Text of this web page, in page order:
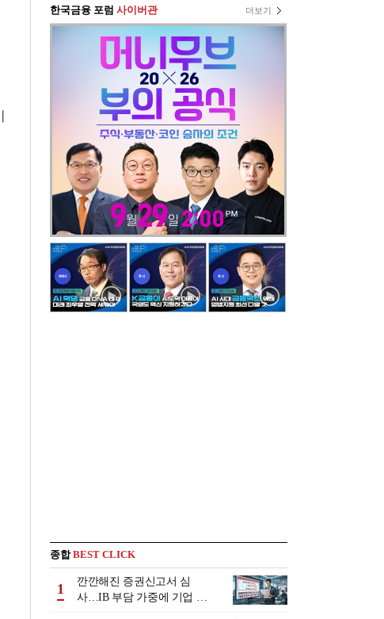
한국금융 포럼 사이버관 더보기
종합BEST CLICK
1
깐깐해진 증권신고서 심
사…IB 부담 가중에 기업 자